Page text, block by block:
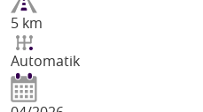
5 km
Automatik